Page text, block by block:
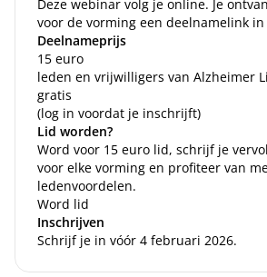
Deze webinar volg je online. Je
voor de vorming een deelnamelink
Deelnameprijs
15 euro
leden en vrijwilligers van Alzheimer
gratis
(log in voordat je inschrijft)
Lid worden?
Word voor 15 euro lid, schrijf je
voor elke vorming en profiteer van
ledenvoordelen.
Word lid
Inschrijven
Schrijf je in vóór 4 februari 2026.